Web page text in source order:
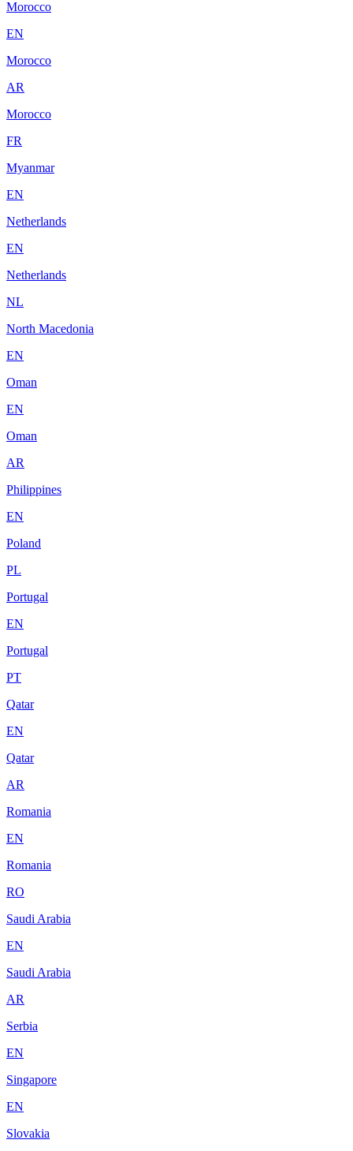
Morocco
EN
Morocco
AR
Morocco
FR
Myanmar
EN
Netherlands
EN
Netherlands
NL
North Macedonia
EN
Oman
EN
Oman
AR
Philippines
EN
Poland
PL
Portugal
EN
Portugal
PT
Qatar
EN
Qatar
AR
Romania
EN
Romania
RO
Saudi Arabia
EN
Saudi Arabia
AR
Serbia
EN
Singapore
EN
Slovakia